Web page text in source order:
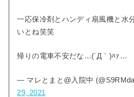
一応保冷剤とハンディ扇風機と水
いとね笑笑
帰りの電車不安だな…(´Д｀)ﾊｧ…
— マレとまと@入院中
29, 2021